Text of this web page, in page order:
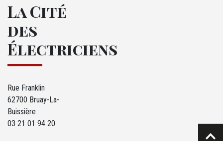
La Cité
des
Électriciens
Rue Franklin
62700 Bruay-La-
Buissière
03 21 01 94 20